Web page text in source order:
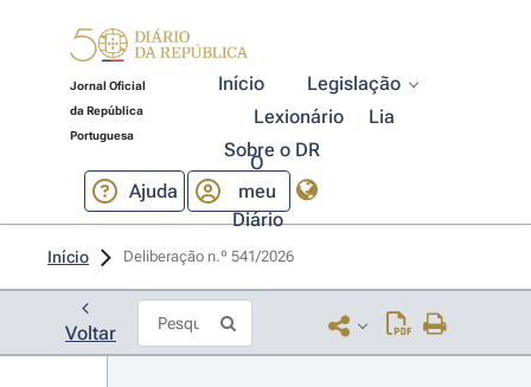
Jornal Oficial
da República
Portuguesa
Início
Legislação
Lexionário
Lia
Sobre o DR
Ajuda
O
meu
Diário
Início Deliberação n.º 541/2026
Voltar